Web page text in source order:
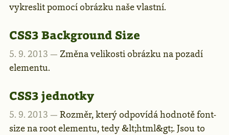
vykreslit pomocí obrázku naše vlastní.
CSS3 Background Size
5. 9. 2013 — Změna velikosti obrázku na pozadí
elementu.
CSS3 jednotky
5. 9. 2013 — Rozměr, který odpovídá hodnotě font-
size na root elementu, tedy &lt;html&gt;. Jsou to